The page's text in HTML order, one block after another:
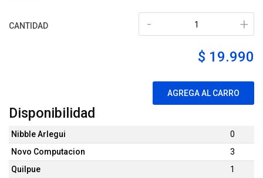
CANTIDAD +
-
$ 19.990
AGREGA AL CARRO
Disponibilidad
Nibble Arlegui
0
Novo Computacion
3
Quilpue
1